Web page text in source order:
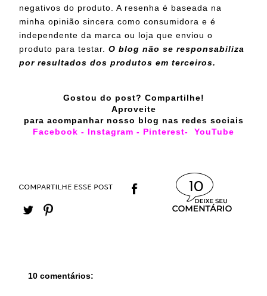
negativos do produto. A resenha é baseada na
minha opinião sincera como consumidora e é
independente da marca ou loja que enviou o
produto para testar. O blog não se responsabiliza
por resultados dos produtos em terceiros.
Gostou do post? Compartilhe!
Aproveite
para acompanhar nosso blog nas redes sociais
Facebook - Instagram - Pinterest- YouTube
10
10 comentários: